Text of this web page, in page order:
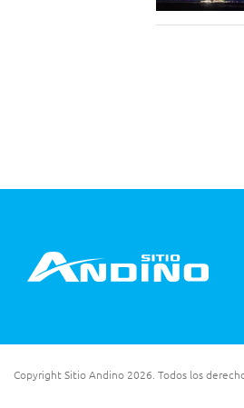
Copyright Sitio Andino 2026. Todos los